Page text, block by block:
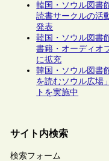
韓国・ソウル図書
読書サークルの活
発表
韓国・ソウル図書
書籍・オーディオ
に拡充
韓国・ソウル図書
を読むソウル広場
トを実施中
サイト内検索
検索フォーム